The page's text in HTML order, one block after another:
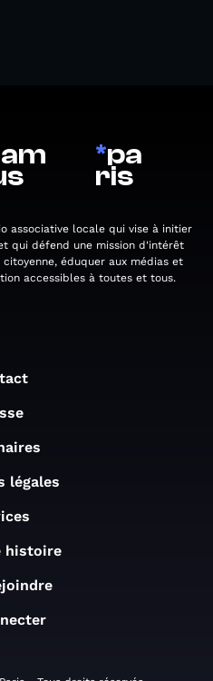
*pa
ris
associative locale qui vise à initier
qui défend une mission d'intérêt
éduquer aux médias et
accessibles à toutes et tous.
légales
histoire